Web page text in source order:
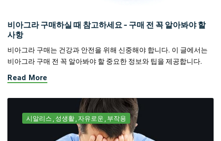
비아그라 구매하실 때 참고하세요 - 구매 전 꼭 알아봐야 할
사항
비아그라 구매는 건강과 안전을 위해 신중해야 합니다. 이 글에서는
비아그라 구매 전 꼭 알아봐야 할 중요한 정보와 팁을 제공합니다.
Read More
시알리스 성생활 자유로운 부작용